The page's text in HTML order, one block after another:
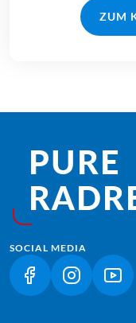
ZUM
PURE
SOCIAL MEDIA
(LINK ÖFFNET IN
(LINK